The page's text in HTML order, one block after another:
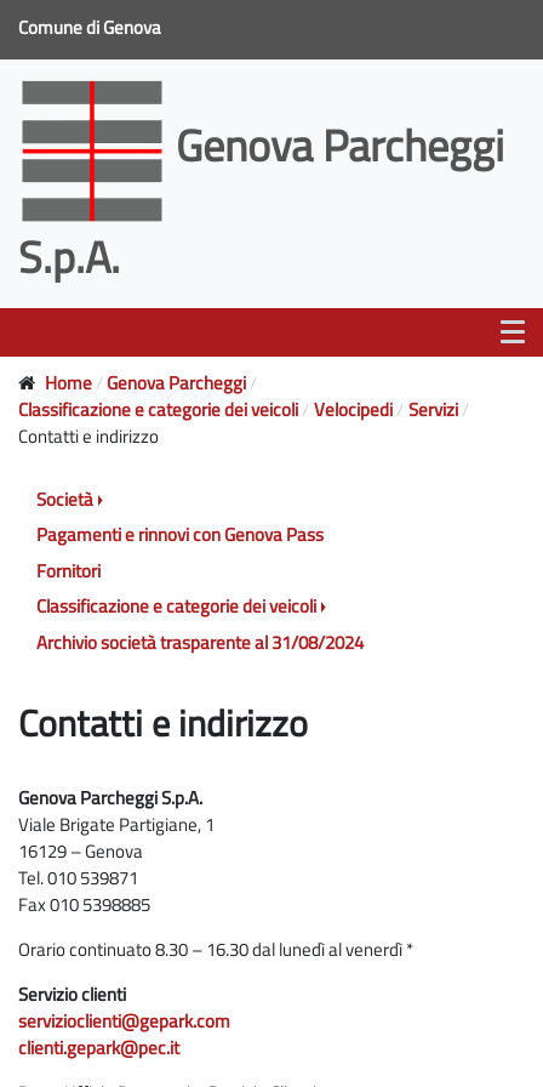
Comune di Genova
Genova Parcheggi
S.p.A.
Home Genova Parcheggi
Classificazione e categorie dei veicoli Velocipedi Servizi
Contatti e indirizzo
Contatti e indirizzo
Genova Parcheggi S.p.A.
Viale Brigate Partigiane, 1
16129 – Genova
Tel. 010 539871
Fax 010 5398885
Orario continuato 8.30 – 16.30 dal lunedì al venerdì *
Servizio clienti
servizioclienti@gepark.com
clienti.gepark@pec.it
Società
Pagamenti e rinnovi con Genova Pass
Fornitori
Classificazione e categorie dei veicoli
Archivio società trasparente al 31/08/2024